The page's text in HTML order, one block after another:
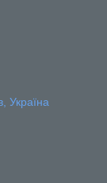
Україна